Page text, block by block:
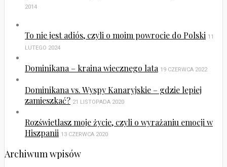
2014
To nie jest adiós, czyli o moim powrocie do Polski 11
LUTEGO 2024
Dominikana – kraina wiecznego lata 19 CZERWCA 2022
Dominikana vs. Wyspy Kanaryjskie – gdzie lepiej
zamieszkać? 21 LISTOPADA 2020
Rozświetlasz moje życie, czyli o wyrażaniu emocji w
Hiszpanii 13 CZERWCA 2020
Archiwum wpisów